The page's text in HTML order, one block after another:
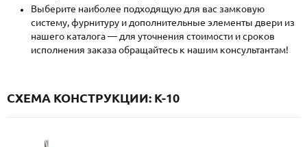
Каталог Распродажа Как купить
Записаться на замер
Выберите наиболее подходящую для вас замковую
систему, фурнитуру и дополнительные элементы двери из
нашего каталога — для уточнения стоимости и сроков
исполнения заказа обращайтесь к нашим консультантам!
СХЕМА КОНСТРУКЦИИ: K-10